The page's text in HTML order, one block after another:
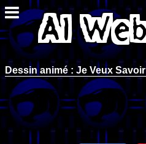
Dessin animé : Je Veux Savoir